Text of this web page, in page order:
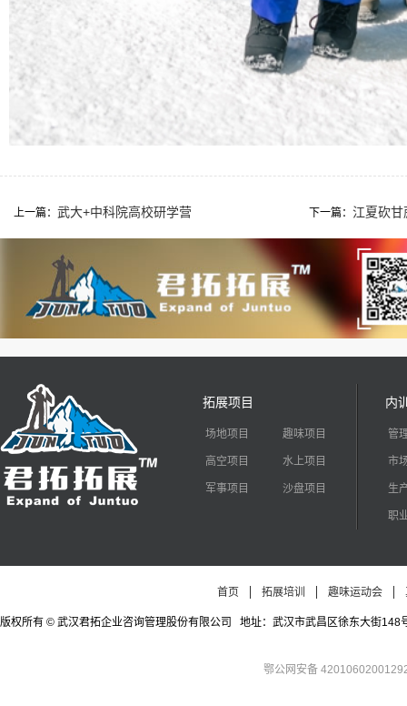
上一篇： 武大+中科院高校研学营 下一篇： 江夏砍甘
拓展项目
场地项目 趣味项目
高空项目 水上项目
军事项目 沙盘项目
内
管
市
生
职
首页 拓展培训 趣味运动会
版权所有 © 武汉君拓企业咨询管理股份有限公司 地址：武汉市武昌区徐东大街
鄂公网安备